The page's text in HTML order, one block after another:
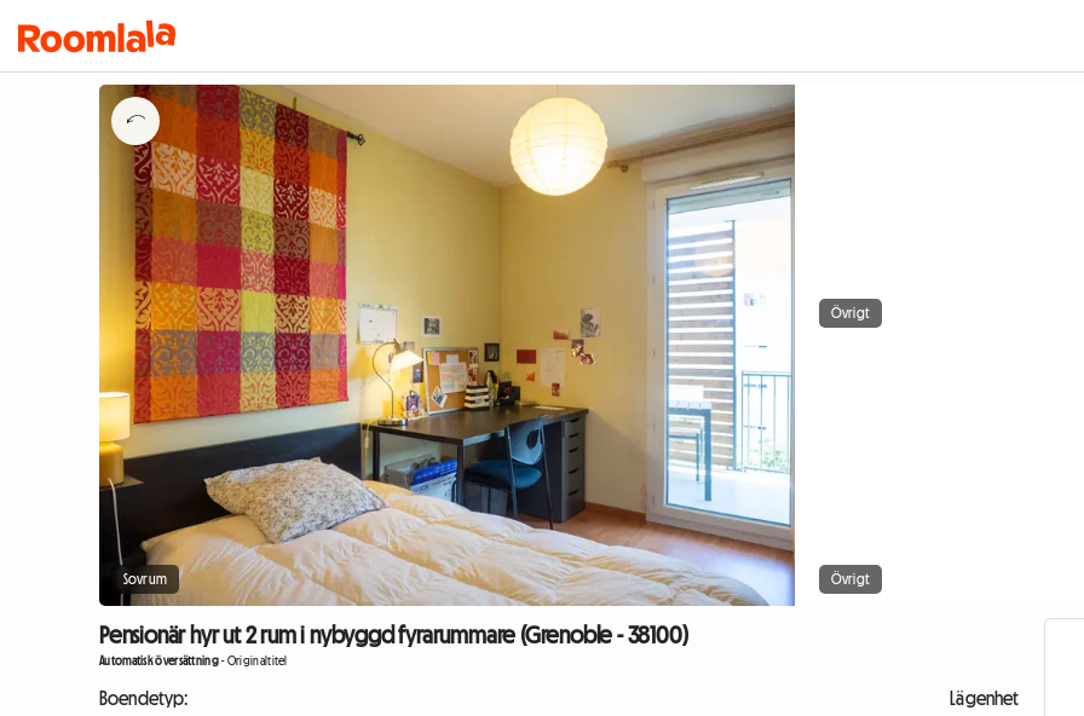
Sovrum
Övrigt
Övrigt
Pensionär hyr ut 2 rum i nybyggd fyrarummare (Grenoble - 38100)
Automatisk översättning-Originaltitel
Boendetyp:
Lägenhet